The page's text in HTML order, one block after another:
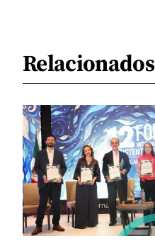
Relacionados